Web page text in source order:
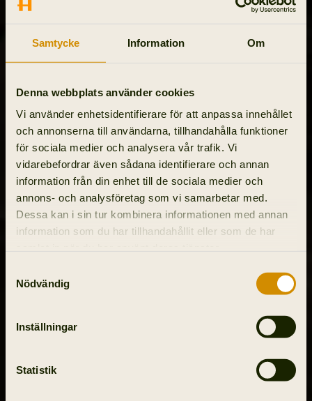
Samtycke Information Om
Denna webbplats använder cookies
Vi använder enhetsidentifierare för att anpassa innehållet
och annonserna till användarna, tillhandahålla funktioner
för sociala medier och analysera vår trafik. Vi
vidarebefordrar även sådana identifierare och annan
information från din enhet till de sociala medier och
annons- och analysföretag som vi samarbetar med.
Dessa kan i sin tur kombinera informationen med annan
information som du har tillhandahållit eller som de har
Nödvändig
Inställningar
Statistik